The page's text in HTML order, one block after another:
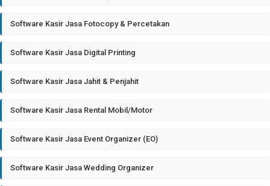
Software Kasir Jasa Fotocopy & Percetakan
Software Kasir Jasa Digital Printing
Software Kasir Jasa Jahit & Penjahit
Software Kasir Jasa Rental Mobil/Motor
Software Kasir Jasa Event Organizer (EO)
Software Kasir Jasa Wedding Organizer